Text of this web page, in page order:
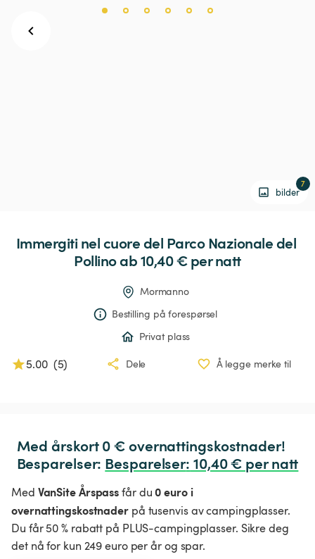
bilder
7
Immergiti nelcuoredel Parco Nazionaledel
Pollino ab 10,40 € per natt
Mormanno
Bestilling på forespørsel
Privat plass
5.00 (5) Dele Å legge merke til
Med årskort 0 € overnattingskostnader!
Besparelser: Besparelser: 10,40 € per natt
Med VanSite Årspassfår du0 euro i
overnattingskostnaderpå tusenvis av campingplasser.
Du får 50 % rabatt på PLUS-campingplasser. Sikre deg
det nå for kun 249 euro per år og spar.